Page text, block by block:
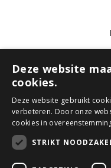
Tuincentrum Bloemist
Deze website
cookies.
Deze website gebruikt
verbeteren. Door onze
cookies in
STRIKT